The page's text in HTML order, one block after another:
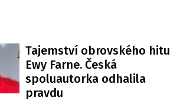
Tajemství obrovského hitu
Ewy Farne. Česká
spoluautorka odhalila
pravdu